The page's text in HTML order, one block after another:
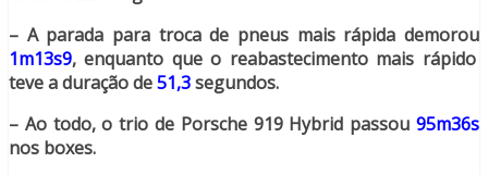
– A parada para troca de pneus mais rápida demorou
1m13s9, enquanto que o reabastecimento mais rápido
teve a duração de51,3segundos.
– Ao todo, o trio de Porsche 919 Hybrid passou 95m36s
nos boxes.